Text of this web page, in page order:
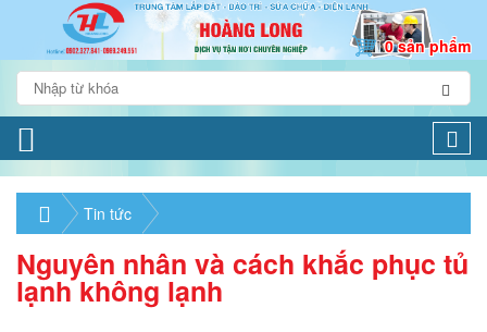
0 sản phẩm
Tin tức
Nguyên nhân và cách khắc phục tủ
lạnh không lạnh